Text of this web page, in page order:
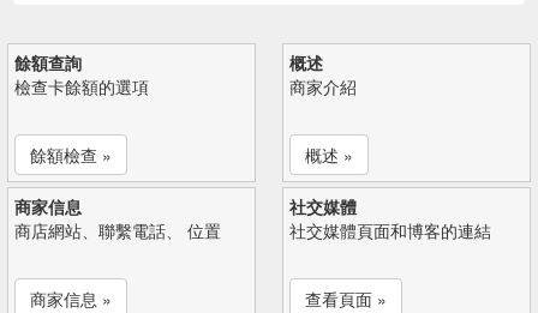
餘額查詢
檢查卡餘額的選項
餘額檢查 »
概述
商家介紹
概述 »
商家信息
商店網站、聯繫電話、 位置
商家信息 »
社交媒體
社交媒體頁面和博客的連結
查看頁面 »